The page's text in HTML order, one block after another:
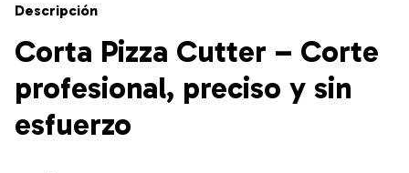
Descripción
Corta Pizza Cutter – Corte
profesional, preciso y sin
esfuerzo